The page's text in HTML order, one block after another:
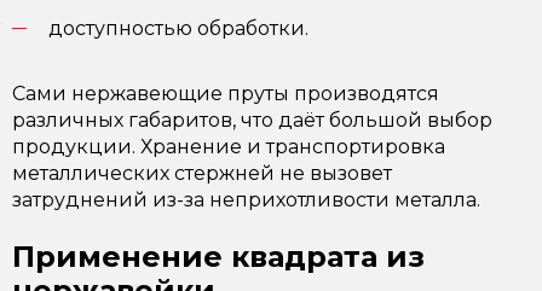
доступностью обработки.
Сами нержавеющие пруты производятся
различных габаритов, что даёт большой выбор
продукции. Хранение и транспортировка
металлических стержней не вызовет
затруднений из-за неприхотливости металла.
Применение квадрата из